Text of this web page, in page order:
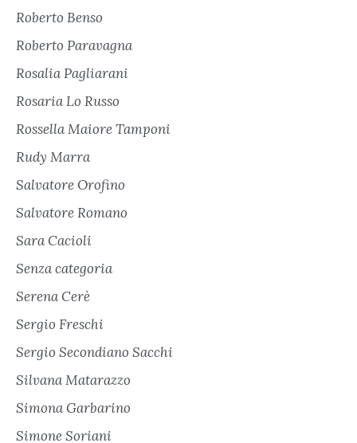
Roberto Benso
Roberto Paravagna
Rosalia Pagliarani
Rosaria Lo Russo
Rossella Maiore Tamponi
Rudy Marra
Salvatore Orofino
Salvatore Romano
Sara Cacioli
Senza categoria
Serena Cerè
Sergio Freschi
Sergio Secondiano Sacchi
Silvana Matarazzo
Simona Garbarino
Simone Soriani